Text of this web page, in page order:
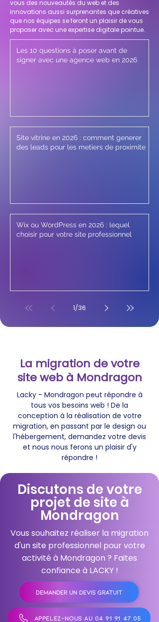
vous des nouveautés du web et des
innovations aussi surprenantes que créatives
que nos équipes se feront un plaisir de vous
proposer avec une expertise digitale pointue.
Les 10 questions à poser avant de
signer avec une agence web en 2026
Site vitrine en 2026 : comment generer
des leads pour les metiers de proximite
Wix ou WordPress en 2026 : lequel
choisir pour votre site professionnel
1/36
La migration de votre
site web à Mondragon
Lacky - Mondragon peut répondre à
tous vos besoins web ! De la
conception à la réalisation de votre
migration, en passant par le design ou
l'hébergement, demandez votre devis
et nous nous ferons un plaisir d'y
répondre !
Discutons de votre
projet de site à
Mondragon
Vous souhaitez réaliser la migration
d'un site professionnel pour votre
activité à Mondragon ? Faites
confiance à LACKY !
DEMANDER UN DEVIS GRATUIT
APPELEZ-NOUS AU 04 91 91 47 05